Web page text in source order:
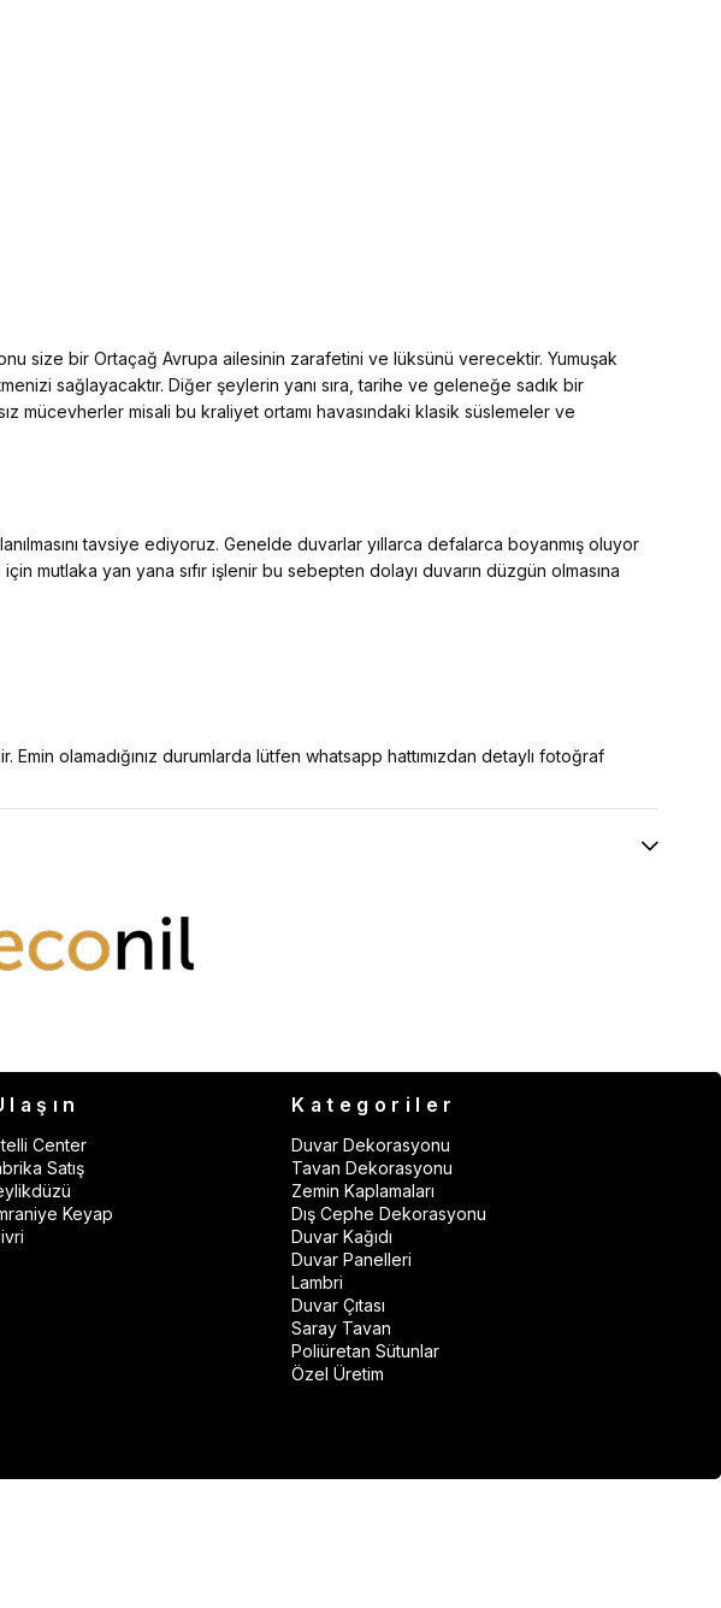
size bir Ortaçağ Avrupa ailesinin zarafetini ve lüksünü verecektir. Yumuşak
sağlayacaktır. Diğer şeylerin yanı sıra, tarihe ve geleneğe sadık bir
mücevherler misali bu kraliyet ortamı havasındaki klasik süslemeler ve
tavsiye ediyoruz. Genelde duvarlar yıllarca defalarca boyanmış oluyor
mutlaka yan yana sıfır işlenir bu sebepten dolayı duvarın düzgün olmasına
olamadığınız durumlarda lütfen whatsapp hattımızdan detaylı fotoğraf
Center
Satış
Keyap
Kategoriler
Duvar Dekorasyonu
Tavan Dekorasyonu
Zemin Kaplamaları
Dış Cephe Dekorasyonu
Duvar Kağıdı
Duvar Panelleri
Lambri
Duvar Çıtası
Saray Tavan
Poliüretan Sütunlar
Özel Üretim